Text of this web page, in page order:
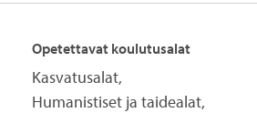
Opetettavat koulutusalat
Kasvatusalat,
Humanistiset ja taidealat,